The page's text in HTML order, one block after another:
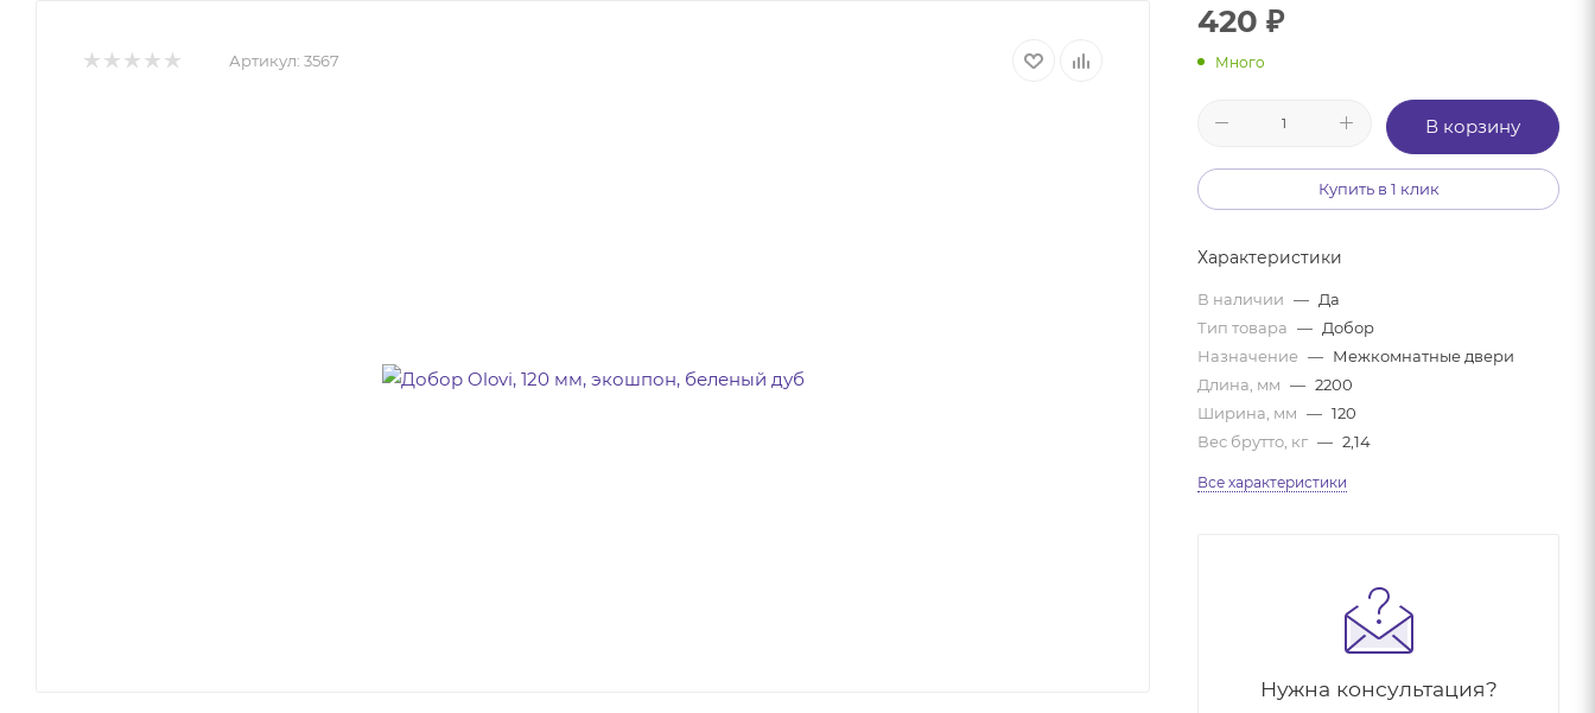
Артикул: 3567
420 ₽
Много
В корзину
Купить в 1 клик
Характеристики
В наличии — Да
Тип товара — Добор
Назначение — Межкомнатные двери
Длина, мм — 2200
Ширина, мм — 120
Вес брутто, кг — 2,14
Все характеристики
Нужна консультация?